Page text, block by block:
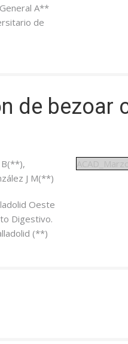
A**
de
de bezoar
B(**),
J M(**)
Oeste
Digestivo.
(**)